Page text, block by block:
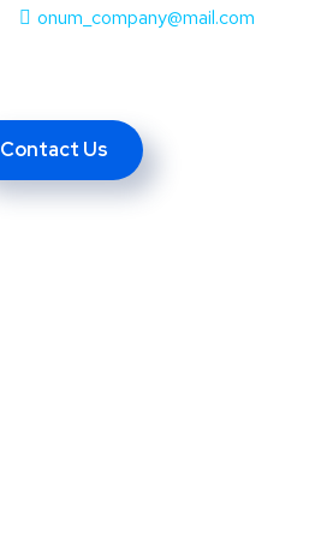
onum_company@mail.com
Contact Us